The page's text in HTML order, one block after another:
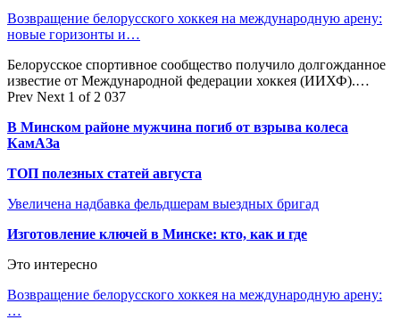
Возвращение белорусского хоккея на международную арену:
новые горизонты и…
Белорусское спортивное сообщество получило долгожданное
известие от Международной федерации хоккея (ИИХФ).…
Prev Next 1 of 2 037
В Минском районе мужчина погиб от взрыва колеса
КамАЗа
ТОП полезных статей августа
Увеличена надбавка фельдшерам выездных бригад
Изготовление ключей в Минске: кто, как и где
Это интересно
Возвращение белорусского хоккея на международную арену:
…